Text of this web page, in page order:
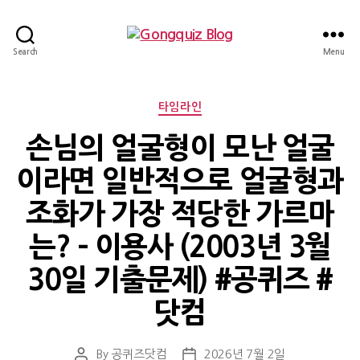
Search Menu
Categories
타임라인
손님의 얼굴형이 모난 얼굴
이라면 일반적으로 얼굴형과
조화가 가장 적당한 가르마
는? – 이용사 (2003년 3월
30일 기출문제) #공퀴즈 #
닷컴
PostBy 공퀴즈닷컴
Post2026년 7월 2일